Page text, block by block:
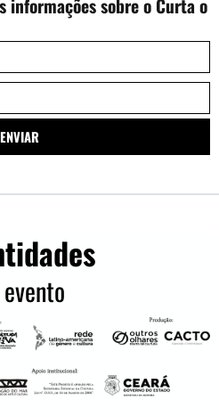
informações sobre o Curta o